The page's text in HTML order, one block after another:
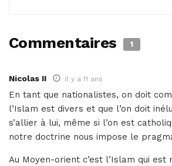
Commentaires 1
Nicolas II il y a 11 ans
En tant que nationalistes, on doit
l’Islam est divers et que l’on doit
s’allier à lui, même si l’on est
notre doctrine nous impose le
Au Moyen-orient c’est l’Islam qui